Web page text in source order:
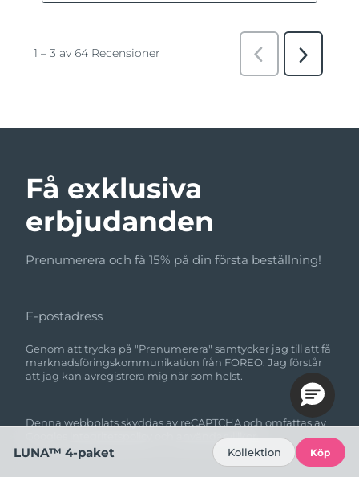
Få exklusiva
erbjudanden
Prenumerera och få 15% på din första beställning!
E-postadress
Genom att trycka på "Prenumerera" samtycker jag till att få
marknadsföringskommunikation från FOREO. Jag förstår
att jag kan avregistrera mig när som helst.
Denna webbplats skyddas av reCAPTCHA och omfattas av
användarvillkor.
LUNA™ 4-paket Kollektion Köp